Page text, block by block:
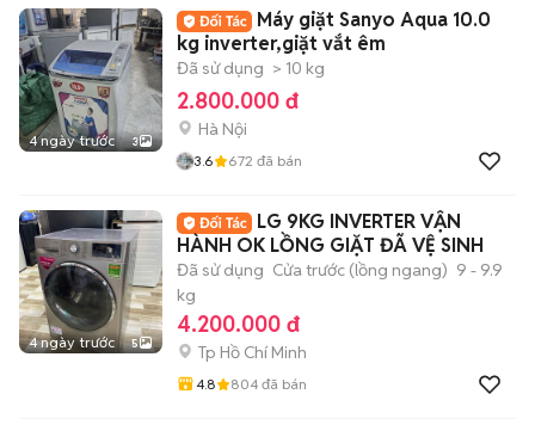
4 ngày trước 3
Máy giặt Sanyo Aqua 10.0
kg inverter,giặt vắt êm
Đã sử dụng > 10 kg
2.800.000 đ
Hà Nội
3.6 672 đã bán
4 ngày trước 5
LG 9KG INVERTER VẬN
HÀNH OK LỒNG GIẶT ĐÃ VỆ SINH
Đã sử dụng Cửa trước (lồng ngang) 9 - 9.9
kg
4.200.000 đ
Tp Hồ Chí Minh
4.8 804 đã bán